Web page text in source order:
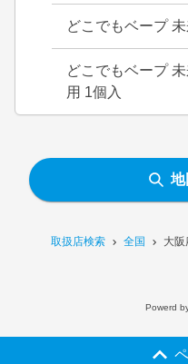
取扱店検索 全国 大
どこでもベープ
どこでもベープ
用 1個入
地
Powerd